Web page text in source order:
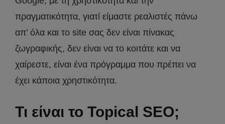
πραγματικότητα, γιατί είμαστε ρεαλιστές πάνω
απ’ όλα και το site σας δεν είναι πίνακας
ζωγραφικής, δεν είναι να το κοιτάτε και να
χαίρεστε, είναι ένα πρόγραμμα που πρέπει να
έχει κάποια χρηστικότητα.
Τι είναι το Topical SEO;